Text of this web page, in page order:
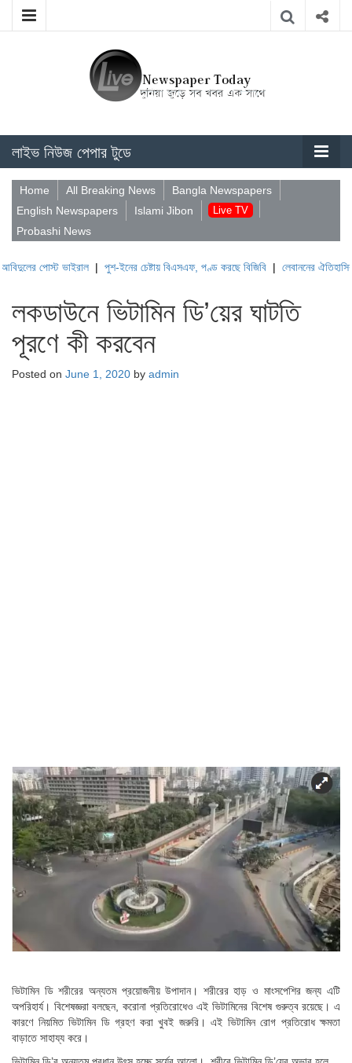
লাইভ নিউজ পেপার টুডে
Home All Breaking News
Bangla Newspapers
English Newspapers
Islami Jibon Live TV
Probashi News
ভাইরাল| পুশ-ইনের চেষ্টায় বিএসএফ, পণ্ড করছে বিজিবি|লেবাননের ঐতিহাসিক বউফোর্ট
লকডাউনে ভিটামিন ডি’য়ের ঘাটতি
পূরণে কী করবেন
Posted on June 1, 2020 by admin
ভিটামিন ডি শরীরের অন্যতম প্রয়োজনীয় উপাদান। শরীরের হাড় ও মাংসপেশির জন্য এটি
অপরিহার্য। বিশেষজ্ঞরা বলছেন, করোনা প্রতিরোধেও এই ভিটামিনের বিশেষ গুরুত্ব রয়েছে। এ
কারণে নিয়মিত ভিটামিন ডি গ্রহণ করা খুবই জরুরি। এই ভিটামিন রোগ প্রতিরোধ ক্ষমতা
বাড়াতে সাহায্য করে।